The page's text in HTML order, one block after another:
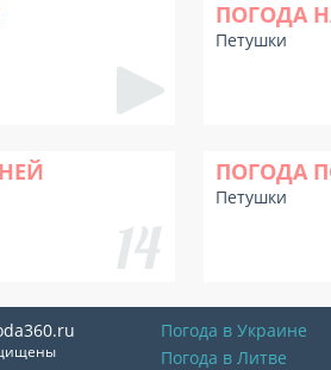
ПОГОДА
Петушки
ПОГОДА
Петушки
Погода в Украине
Погода в Литве